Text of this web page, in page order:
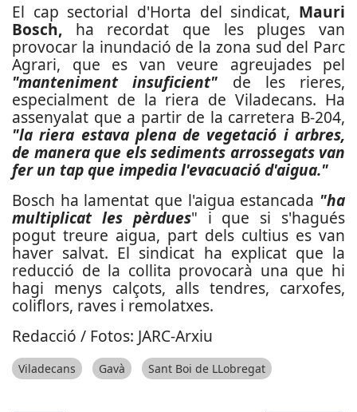
El cap sectorial d'Horta del sindicat, Mauri
Bosch, ha recordat que les pluges van
provocar la inundació de la zona sud del Parc
Agrari, que es van veure agreujades pel
"manteniment insuficient" de les rieres,
especialment de la riera de Viladecans. Ha
assenyalat que a partir de la carretera B-204,
"la riera estava plena de vegetació i arbres,
de manera que els sediments arrossegats van
fer un tap que impedia l'evacuació d'aigua."
Bosch ha lamentat que l'aigua estancada "ha
multiplicat les pèrdues" i que si s'hagués
pogut treure aigua, part dels cultius es van
haver salvat. El sindicat ha explicat que la
reducció de la collita provocarà una que hi
hagi menys calçots, alls tendres, carxofes,
coliflors, raves i remolatxes.
Redacció / Fotos: JARC-Arxiu
Viladecans Gavà Sant Boi de LLobregat